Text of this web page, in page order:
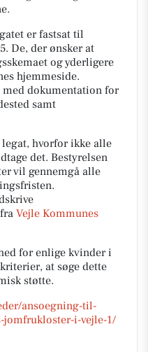
er fastsat til
De, der ønsker at
og yderligere
hjemmeside.
med dokumentation for
samt
hvorfor ikke alle
det. Bestyrelsen
vil gennemgå alle
Vejle Kommunes
for enlige kvinder i
at søge dette
støtte.
ansoegning-til-
jomfrukloster-i-vejle-1/